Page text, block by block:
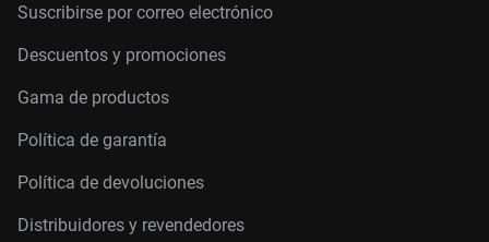
Suscribirse por correo electrónico
Descuentos y promociones
Gama de productos
Política de garantía
Política de devoluciones
Distribuidores y revendedores